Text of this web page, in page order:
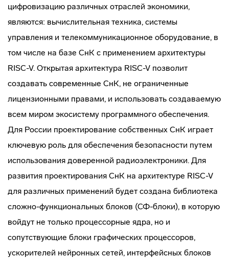
цифровизацию различных отраслей экономики,
являются: вычислительная техника, системы
управления и телекоммуникационное оборудование, в
том числе на базе СнК с применением архитектуры
RISC-V. Открытая архитектура RISC-V позволит
создавать современные СнК, не ограниченные
лицензионными правами, и использовать создаваемую
всем миром экосистему программного обеспечения.
Для России проектирование собственных СнК играет
ключевую роль для обеспечения безопасности путем
использования доверенной радиоэлектроники. Для
развития проектирования СнК на архитектуре RISC-V
для различных применений будет создана библиотека
сложно-функциональных блоков (СФ-блоки), в которую
войдут не только процессорные ядра, но и
сопутствующие блоки графических процессоров,
ускорителей нейронных сетей, интерфейсных блоков